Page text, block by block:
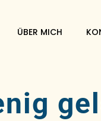
ÜBER MICH